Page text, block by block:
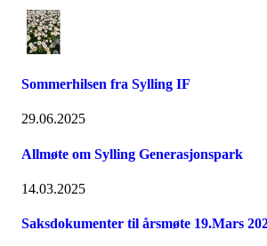
Sommerhilsen fra Sylling IF
29.06.2025
Allmøte om Sylling Generasjonspark
14.03.2025
Saksdokumenter til årsmøte 19.Mars